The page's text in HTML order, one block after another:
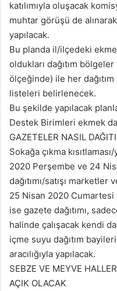
katılımıyla oluşacak
muhtar görüşü de
yapılacak.
Bu planda il/ilçedeki
oldukları dağıtım
ölçeğinde) ile her
listeleri belirlenecek.
Bu şekilde yapılacak
Destek Birimleri ekmek
GAZETELER NASIL
Sokağa çıkma
2020 Perşembe ve 24
dağıtımı/satışı marketler
25 Nisan 2020
ise gazete dağıtımı,
halinde çalışacak kendi
içme suyu dağıtım
aracılığıyla yapılacak.
SEBZE VE MEYVE
AÇIK OLACAK